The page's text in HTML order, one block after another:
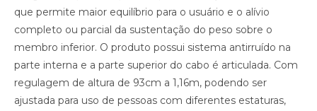
que permite maior equilíbrio para o usuário e o alívio
completo ou parcial da sustentação do peso sobre o
membro inferior. O produto possui sistema antirruído na
parte interna e a parte superior do cabo é articulada. Com
regulagem de altura de 93cm a 1,16m, podendo ser
ajustada para uso de pessoas com diferentes estaturas,